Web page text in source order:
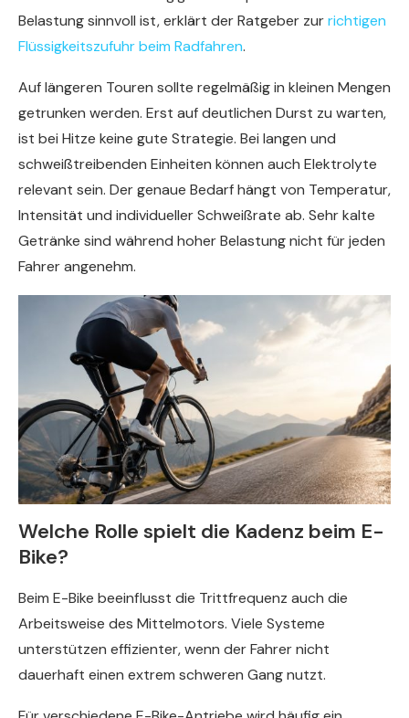
Belastung sinnvoll ist, erklärt der Ratgeber zurrichtigen
Flüssigkeitszufuhr beim Radfahren.
Auf längeren Touren sollte regelmäßig in kleinen Mengen
getrunken werden. Erst auf deutlichen Durst zu warten,
ist bei Hitze keine gute Strategie. Bei langen und
schweißtreibenden Einheiten können auch Elektrolyte
relevant sein. Der genaue Bedarf hängt von Temperatur,
Intensität und individueller Schweißrate ab. Sehr kalte
Getränke sind während hoher Belastung nicht für jeden
Fahrer angenehm.
Welche Rolle spielt die Kadenz beim E-
Bike?
Beim E-Bike beeinflusst die Trittfrequenz auch die
Arbeitsweise des Mittelmotors. Viele Systeme
unterstützen effizienter, wenn der Fahrer nicht
dauerhaft einen extrem schweren Gang nutzt.